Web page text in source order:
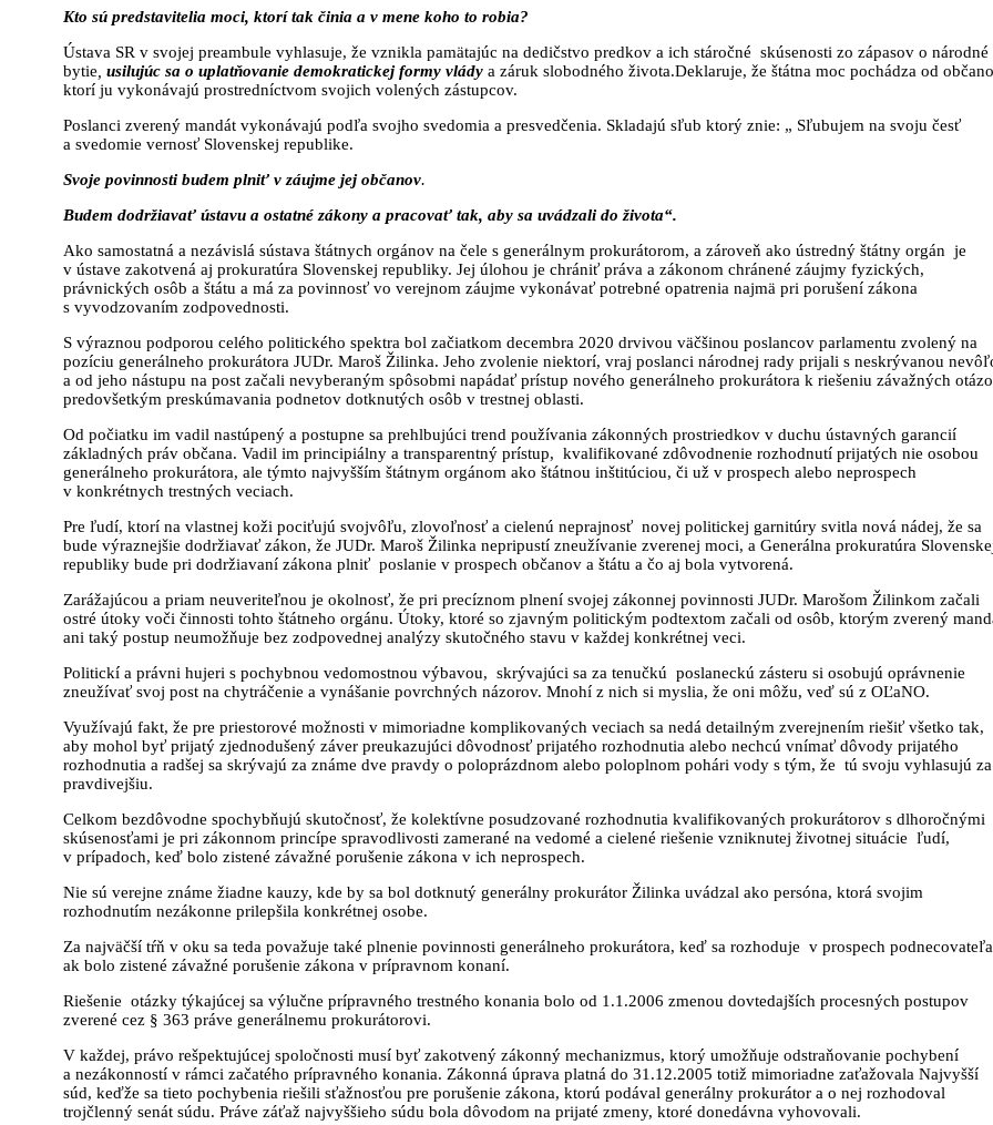
Kto sú predstavitelia moci, ktorí tak činia a v mene koho to robia?
Ústava SR v svojej preambule vyhlasuje, že vznikla pamätajúc na dedičstvo predkov a ich stáročné skúsenosti zo zápasov o národné
bytie usilujúc sa o uplatňovanie demokratickej formy vlády a záruk slobodného života.Deklaruje, že štátna moc pochádza od
ktorí ju vykonávajú prostredníctvom svojich volených zástupcov.
Poslanci zverený mandát vykonávajú podľa svojho svedomia a presvedčenia. Skladajú sľub ktorý znie: „ Sľubujem na svoju česť
a svedomie vernosť Slovenskej republike.
Svoje povinnosti budem plniť v záujme jej občanov.
Budem dodržiavať ústavu a ostatné zákony a pracovať tak, aby sa uvádzali do života“.
Ako samostatná a nezávislá sústava štátnych orgánov na čele s generálnym prokurátorom, a zároveň ako ústredný štátny orgán je
v ústave zakotvená aj prokuratúra Slovenskej republiky. Jej úlohou je chrániť práva a zákonom chránené záujmy fyzických,
právnických osôb a štátu a má za povinnosť vo verejnom záujme vykonávať potrebné opatrenia najmä pri porušení zákona
s vyvodzovaním zodpovednosti.
S výraznou podporou celého politického spektra bol začiatkom decembra 2020 drvivou väčšinou poslancov parlamentu zvolený na
pozíciu generálneho prokurátora JUDr. Maroš Žilinka. Jeho zvolenie niektorí, vraj poslanci národnej rady prijali s neskrývanou
a od jeho nástupu na post začali nevyberaným spôsobmi napádať prístup nového generálneho prokurátora k riešeniu závažných
predovšetkým preskúmavania podnetov dotknutých osôb v trestnej oblasti.
Od počiatku im vadil nastúpený a postupne sa prehlbujúci trend používania zákonných prostriedkov v duchu ústavných garancií
základných práv občana. Vadil im principiálny a transparentný prístup, kvalifikované zdôvodnenie rozhodnutí prijatých nie osobou
generálneho prokurátora, ale týmto najvyšším štátnym orgánom ako štátnou inštitúciou, či už v prospech alebo neprospech
v konkrétnych trestných veciach.
Pre ľudí, ktorí na vlastnej koži pociťujú svojvôľu, zlovoľnosť a cielenú neprajnosť novej politickej garnitúry svitla nová nádej, že sa
bude výraznejšie dodržiavať zákon, že JUDr. Maroš Žilinka nepripustí zneužívanie zverenej moci, a Generálna prokuratúra
republiky bude pri dodržiavaní zákona plniť poslanie v prospech občanov a štátu a čo aj bola vytvorená.
Zarážajúcou a priam neuveriteľnou je okolnosť, že pri precíznom plnení svojej zákonnej povinnosti JUDr. Marošom Žilinkom začali
ostré útoky voči činnosti tohto štátneho orgánu. Útoky, ktoré so zjavným politickým podtextom začali od osôb, ktorým zverený
ani taký postup neumožňuje bez zodpovednej analýzy skutočného stavu v každej konkrétnej veci.
Politickí a právni hujeri s pochybnou vedomostnou výbavou, skrývajúci sa za tenučkú poslaneckú zásteru si osobujú oprávnenie
zneužívať svoj post na chytráčenie a vynášanie povrchných názorov. Mnohí z nich si myslia, že oni môžu, veď sú z OĽaNO.
Využívajú fakt, že pre priestorové možnosti v mimoriadne komplikovaných veciach sa nedá detailným zverejnením riešiť všetko tak,
aby mohol byť prijatý zjednodušený záver preukazujúci dôvodnosť prijatého rozhodnutia alebo nechcú vnímať dôvody prijatého
rozhodnutia a radšej sa skrývajú za známe dve pravdy o poloprázdnom alebo poloplnom pohári vody s tým, že tú svoju vyhlasujú za
pravdivejšiu.
Celkom bezdôvodne spochybňujú skutočnosť, že kolektívne posudzované rozhodnutia kvalifikovaných prokurátorov s dlhoročnými
skúsenosťami je pri zákonnom princípe spravodlivosti zamerané na vedomé a cielené riešenie vzniknutej životnej situácie ľudí,
v prípadoch, keď bolo zistené závažné porušenie zákona v ich neprospech.
Nie sú verejne známe žiadne kauzy, kde by sa bol dotknutý generálny prokurátor Žilinka uvádzal ako persóna, ktorá svojim
rozhodnutím nezákonne prilepšila konkrétnej osobe.
Za najväčší tŕň v oku sa teda považuje také plnenie povinnosti generálneho prokurátora, keď sa rozhoduje v prospech
ak bolo zistené závažné porušenie zákona v prípravnom konaní.
Riešenie otázky týkajúcej sa výlučne prípravného trestného konania bolo od 1.1.2006 zmenou dovtedajších procesných postupov
zverené cez § 363 práve generálnemu prokurátorovi.
V každej, právo rešpektujúcej spoločnosti musí byť zakotvený zákonný mechanizmus, ktorý umožňuje odstraňovanie pochybení
a nezákonností v rámci začatého prípravného konania. Zákonná úprava platná do 31.12.2005 totiž mimoriadne zaťažovala Najvyšší
súd, keďže sa tieto pochybenia riešili sťažnosťou pre porušenie zákona, ktorú podával generálny prokurátor a o nej rozhodoval
trojčlenný senát súdu. Práve záťaž najvyššieho súdu bola dôvodom na prijaté zmeny, ktoré donedávna vyhovovali.